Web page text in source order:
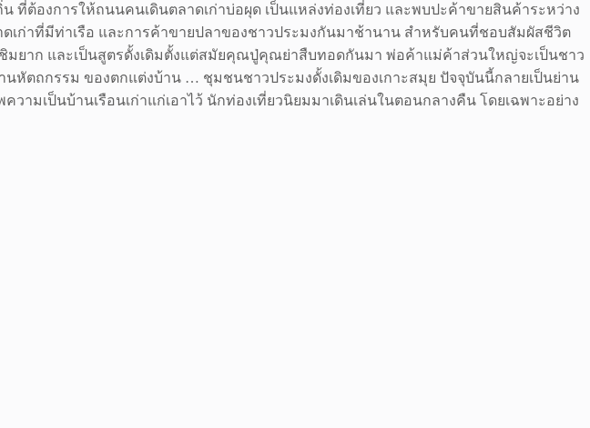
ที่ต้องการให้ถนนคนเดินตลาดเก่าบ่อผุด เป็นแหล่งท่องเที่ยว และพบปะค้าขายสินค้าระหว่าง
เก่าที่มีท่าเรือ และการค้าขายปลาของชาวประมงกันมาช้านาน สำหรับคนที่ชอบสัมผัสชีวิต
ยาก และเป็นสูตรดั้งเดิมตั้งแต่สมัยคุณปู่คุณย่าสืบทอดกันมา พ่อค้าแม่ค้าส่วนใหญ่จะเป็นชาว
หัตถกรรม ของตกแต่งบ้าน … ชุมชนชาวประมงดั้งเดิมของเกาะสมุย ปัจจุบันนี้กลายเป็นย่าน
มเป็นบ้านเรือนเก่าแก่เอาไว้ นักท่องเที่ยวนิยมมาเดินเล่นในตอนกลางคืน โดยเฉพาะอย่าง